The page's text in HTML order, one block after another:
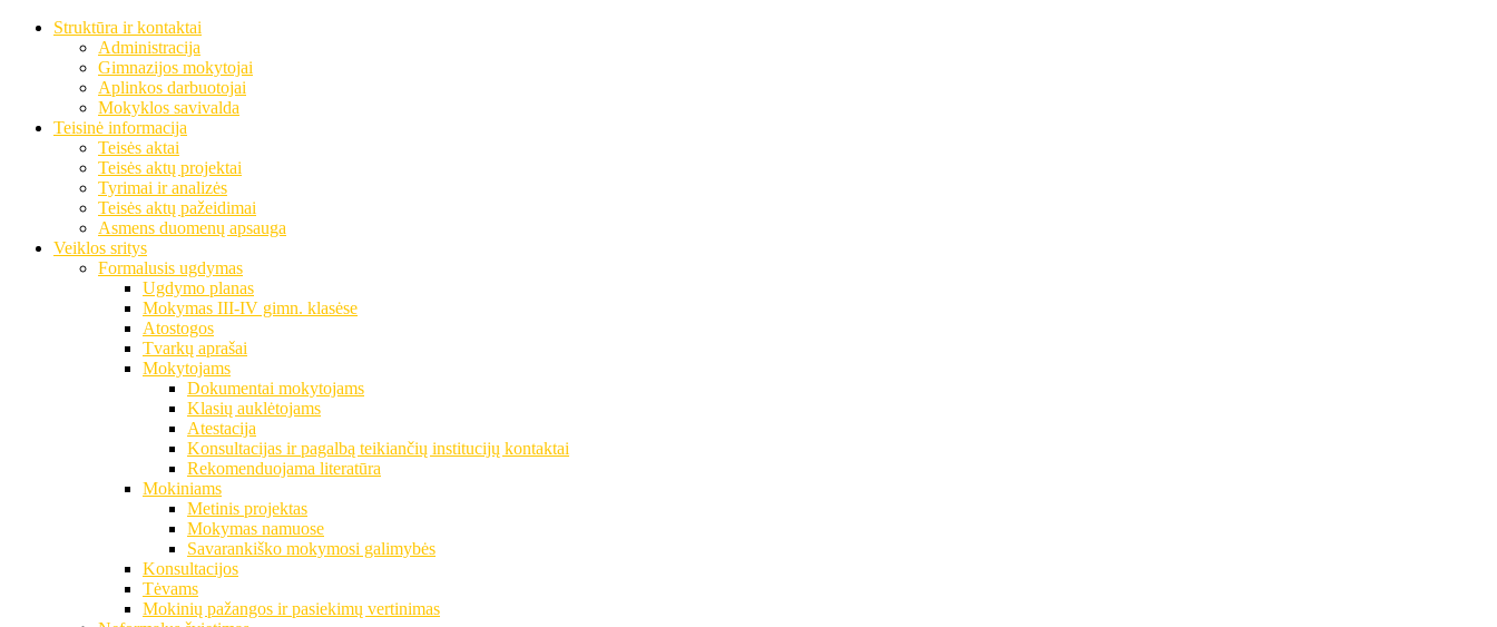
Struktūra ir kontaktai
Administracija
Gimnazijos mokytojai
Aplinkos darbuotojai
Mokyklos savivalda
Teisinė informacija
Teisės aktai
Teisės aktų projektai
Tyrimai ir analizės
Teisės aktų pažeidimai
Asmens duomenų apsauga
Veiklos sritys
Formalusis ugdymas
Ugdymo planas
Mokymas III-IV gimn. klasėse
Atostogos
Tvarkų aprašai
Mokytojams
Dokumentai mokytojams
Klasių auklėtojams
Atestacija
Konsultacijas ir pagalbą teikiančių institucijų kontaktai
Rekomenduojama literatūra
Mokiniams
Metinis projektas
Mokymas namuose
Savarankiško mokymosi galimybės
Konsultacijos
Tėvams
Mokinių pažangos ir pasiekimų vertinimas